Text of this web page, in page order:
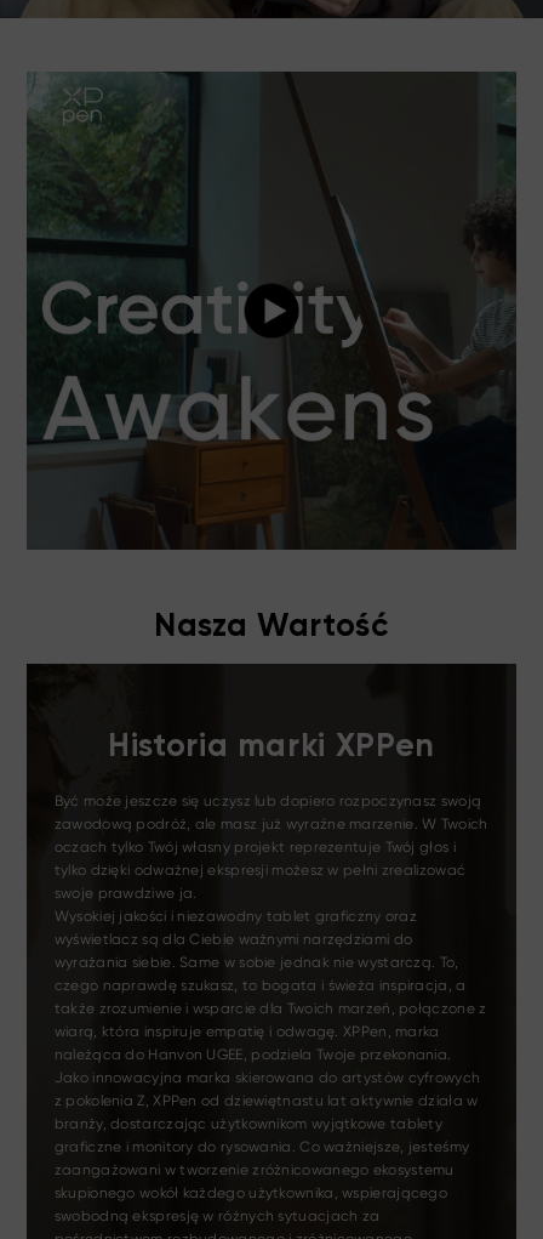
Nasza Wartość
Historia marki XPPen
Być może jeszcze się uczysz lub dopiero rozpoczynasz swoją
zawodową podróż, ale masz już wyraźne marzenie. W Twoich
oczach tylko Twój własny projekt reprezentuje Twój głos i
tylko dzięki odważnej ekspresji możesz w pełni zrealizować
swoje prawdziwe ja.
Wysokiej jakości i niezawodny tablet graficzny oraz
wyświetlacz są dla Ciebie ważnymi narzędziami do
wyrażania siebie. Same w sobie jednak nie wystarczą. To,
czego naprawdę szukasz, to bogata i świeża inspiracja, a
także zrozumienie i wsparcie dla Twoich marzeń, połączone z
wiarą, która inspiruje empatię i odwagę. XPPen, marka
należąca do Hanvon UGEE, podziela Twoje przekonania.
Jako innowacyjna marka skierowana do artystów cyfrowych
z pokolenia Z, XPPen od dziewiętnastu lat aktywnie działa w
branży, dostarczając użytkownikom wyjątkowe tablety
graficzne i monitory do rysowania. Co ważniejsze, jesteśmy
zaangażowani w tworzenie zróżnicowanego ekosystemu
skupionego wokół każdego użytkownika, wspierającego
swobodną ekspresję w różnych sytuacjach za